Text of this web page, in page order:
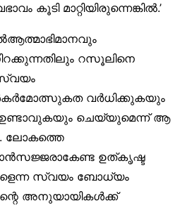
കൂടി മാറ്റിയിരുന്നെങ്കില്‍.’
റസൂലിനെ
വര്‍ധിക്കുകയും
ഉണ്ടാവുകയും ചെയ്യുമെന്ന് ആ
ലോകത്തെ
ഉത്കൃഷ്ട
സ്വയം ബോധ്യം
അനുയായികള്‍ക്ക്